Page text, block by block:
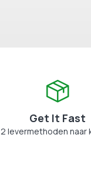
Get It Fast
2 levermethoden naar